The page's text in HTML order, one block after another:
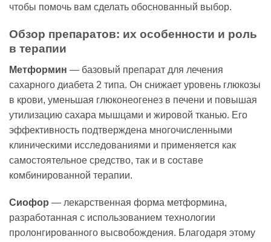
чтобы помочь вам сделать обоснованный выбор.
Обзор препаратов: их особенности и роль
в терапии
Метформин — базовый препарат для лечения
сахарного диабета 2 типа. Он снижает уровень глюкозы
в крови, уменьшая глюконеогенез в печени и повышая
утилизацию сахара мышцами и жировой тканью. Его
эффективность подтверждена многочисленными
клиническими исследованиями и применяется как
самостоятельное средство, так и в составе
комбинированной терапии.
Сиофор — лекарственная форма метформина,
разработанная с использованием технологии
пролонгированного высвобождения. Благодаря этому